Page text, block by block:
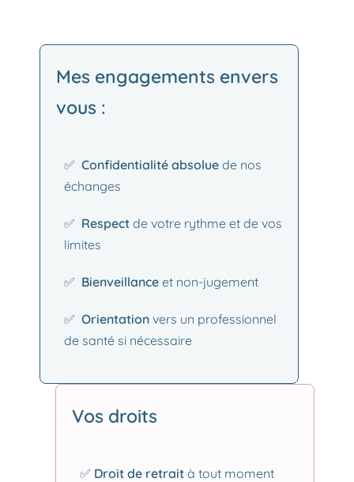
Mes engagements envers
vous :
✅ Confidentialité absolue de nos
échanges
✅ Respect de votre rythme et de vos
limites
✅ Bienveillance et non-jugement
✅ Orientation vers un professionnel
de santé si nécessaire
Vos droits
✅ Droit de retrait à tout moment